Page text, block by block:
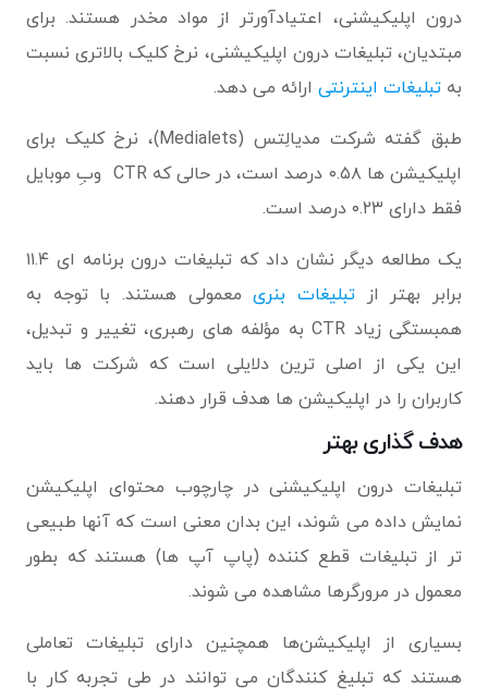
درون اپلیکیشنی، اعتیادآورتر از مواد مخدر هستند. برای
مبتدیان، تبلیغات درون اپلیکیشنی، نرخ کلیک بالاتری نسبت
بهتبلیغات اینترنتی ارائه می دهد.
طبق گفته شرکت مدیالِتس (Medialets)، نرخ کلیک برای
اپلیکیشن ها ۰.۵۸ درصد است، در حالی که CTR وبِ موبایل
فقط دارای ۰.۲۳ درصد است.
یک مطالعه دیگر نشان داد که تبلیغات درون برنامه ای ۱۱.۴
برابر بهتر از تبلیغات بنریمعمولی هستند. با توجه به
همبستگی زیاد CTR به مؤلفه های رهبری، تغییر و تبدیل،
این یکی از اصلی ترین دلایلی است که شرکت ها باید
کاربران را در اپلیکیشن ها هدف قرار دهند.
هدف گذاری بهتر
تبلیغات درون اپلیکیشنی در چارچوب محتوای اپلیکیشن
نمایش داده می شوند، این بدان معنی است که آنها طبیعی
تر از تبلیغات قطع کننده (پاپ آپ ها) هستند که بطور
معمول در مرورگرها مشاهده می شوند.
بسیاری از اپلیکیشن‌ها همچنین دارای تبلیغات تعاملی
هستند که تبلیغ کنندگان می توانند در طی تجربه کار با